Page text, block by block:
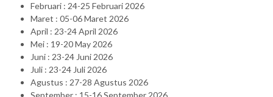
Februari : 24-25 Februari 2026
Maret : 05-06 Maret 2026
April : 23-24 April 2026
Mei : 19-20 May 2026
Juni : 23-24 Juni 2026
Juli : 23-24 Juli 2026
Agustus : 27-28 Agustus 2026